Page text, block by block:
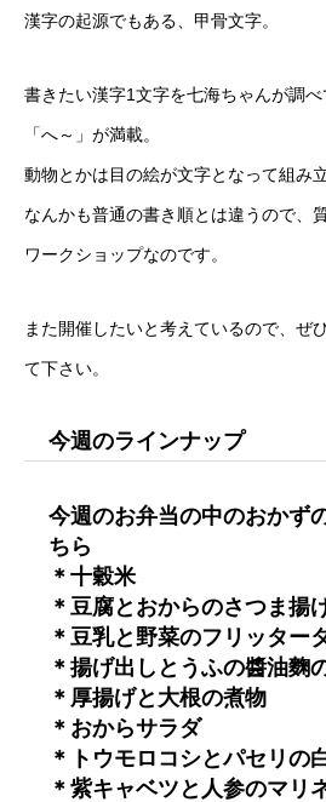
漢字の起源でもある、甲骨文字。
書きたい漢字1文字を七海ちゃんが調べ
「へ～」が満載。
動物とかは目の絵が文字となって組み
なんかも普通の書き順とは違うので、
ワークショップなのです。
また開催したいと考えているので、ぜ
て下さい。
今週のラインナップ
今週のお弁当の中のおかず
ちら
＊十穀米
＊豆腐とおからのさつま揚
＊豆乳と野菜のフリッター
＊揚げ出しとうふの醬油麴
＊厚揚げと大根の煮物
＊おからサラダ
＊トウモロコシとパセリの
＊紫キャベツと人参のマリ